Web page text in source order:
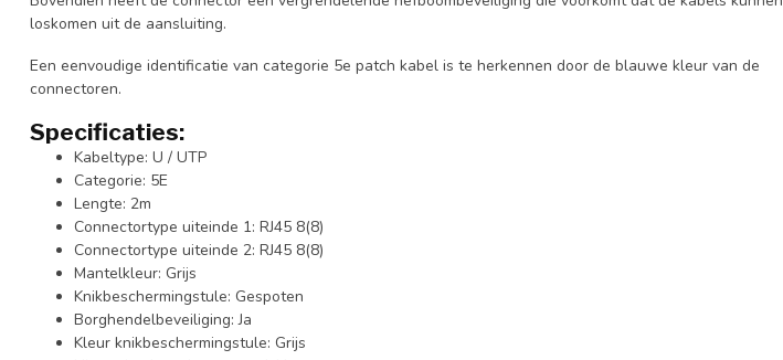
loskomen uit de aansluiting.
Een eenvoudige identificatie van categorie 5e patch kabel is te herkennen door de blauwe kleur van de
connectoren.
Specificaties:
Kabeltype: U / UTP
Categorie: 5E
Lengte: 2m
Connectortype uiteinde 1: RJ45 8(8)
Connectortype uiteinde 2: RJ45 8(8)
Mantelkleur: Grijs
Knikbeschermingstule: Gespoten
Borghendelbeveiliging: Ja
Kleur knikbeschermingstule: Grijs